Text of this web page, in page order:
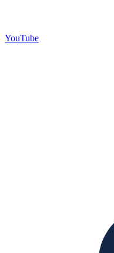
YouTube